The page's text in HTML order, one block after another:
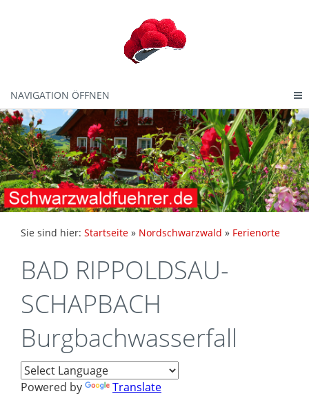
NAVIGATION ÖFFNEN
Sie sind hier: Startseite » Nordschwarzwald » Ferienorte
BAD RIPPOLDSAU-
SCHAPBACH
Burgbachwasserfall
Powered by Translate